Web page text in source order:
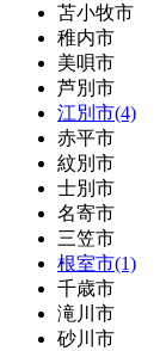
苫小牧市
稚内市
美唄市
芦別市
江別市(4)
赤平市
紋別市
士別市
名寄市
三笠市
根室市(1)
千歳市
滝川市
砂川市